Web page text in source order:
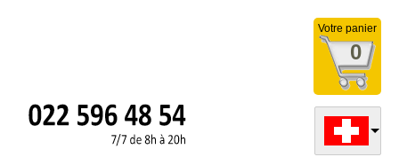
Votre panier
0